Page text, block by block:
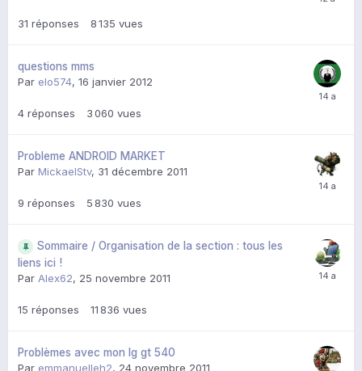
31 réponses 8 135 vues
questions mms
Par elo574, 16 janvier 2012
4 réponses 3 060 vues
Probleme ANDROID MARKET
Par MickaelStv, 31 décembre 2011
9 réponses 5 830 vues
Sommaire / Organisation de la section : tous les
liens ici !
Par Alex62, 25 novembre 2011
15 réponses 11 836 vues
Problèmes avec mon lg gt 540
Par emmanuelleh2, 24 novembre 2011